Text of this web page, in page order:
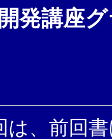
発講座
、前回